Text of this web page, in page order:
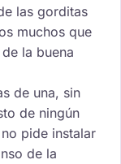
las gorditas
muchos que
la buena
de una, sin
de ningún
pide instalar
de la